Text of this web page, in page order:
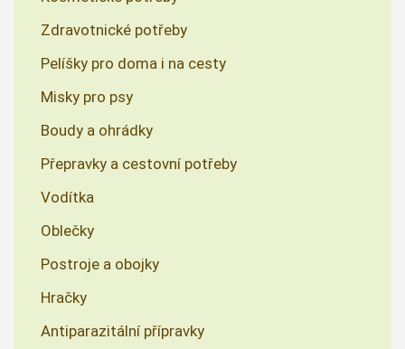
Zdravotnické potřeby
Pelíšky pro doma i na cesty
Misky pro psy
Boudy a ohrádky
Přepravky a cestovní potřeby
Vodítka
Oblečky
Postroje a obojky
Hračky
Antiparazitální přípravky